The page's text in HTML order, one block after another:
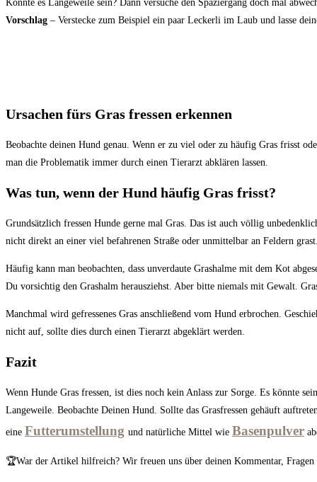
Könnte es Langeweile sein? Dann versuche den Spaziergang doch mal
Vorschlag – Verstecke zum Beispiel ein paar Leckerli im Laub und lasse
Ursachen fürs Gras fressen erkennen
Beobachte deinen Hund genau. Wenn er zu viel oder zu häufig Gras frisst
man die Problematik immer durch einen Tierarzt abklären lassen.
Was tun, wenn der Hund häufig Gras frisst?
Grundsätzlich fressen Hunde gerne mal Gras. Das ist auch völlig
nicht direkt an einer viel befahrenen Straße oder unmittelbar an Feldern
Häufig kann man beobachten, dass unverdaute Grashalme mit dem Kot
Du vorsichtig den Grashalm herausziehst. Aber bitte niemals mit Gewalt.
Manchmal wird gefressenes Gras anschließend vom Hund erbrochen.
nicht auf, sollte dies durch einen Tierarzt abgeklärt werden.
Fazit
Wenn Hunde Gras fressen, ist dies noch kein Anlass zur Sorge. Es könnte
Langeweile. Beobachte Deinen Hund. Sollte das Grasfressen gehäuft
eine Futterumstellung und natürliche Mittel wie Basenpulver
🏆War der Artikel hilfreich? Wir freuen uns über deinen Kommentar, Fragen